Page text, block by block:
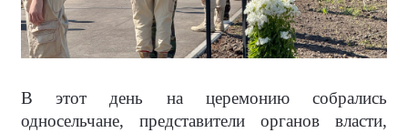
В этот день на церемонию собрались
односельчане, представители органов власти,